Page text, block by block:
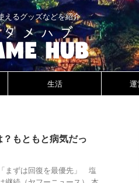
えるグッズなどを紹介
生活 運
もともと病気だっ
まずは回復を最優先」 塩